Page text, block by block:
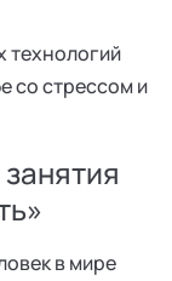
технологий
со стрессом и
в мире